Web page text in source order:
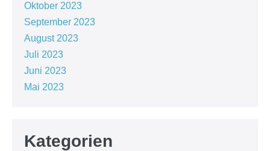
Oktober 2023
September 2023
August 2023
Juli 2023
Juni 2023
Mai 2023
Kategorien